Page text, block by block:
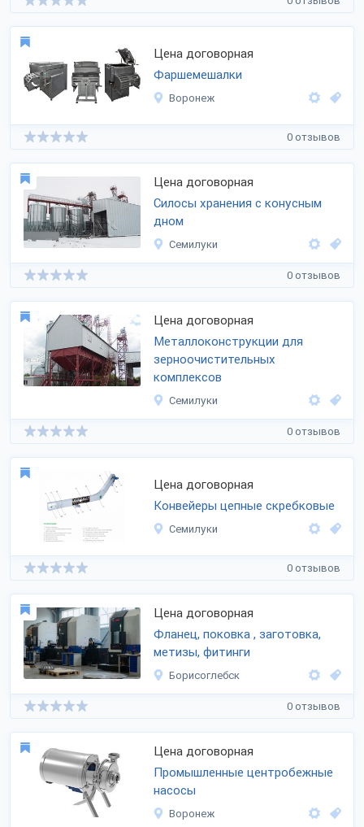
Цена договорная
Фаршемешалки
Воронеж
0 отзывов
Цена договорная
Силосы хранения с конусным
дном
Семилуки
0 отзывов
Цена договорная
Металлоконструкции для
зерноочистительных
комплексов
Семилуки
0 отзывов
Цена договорная
Конвейеры цепные скребковые
Семилуки
0 отзывов
Цена договорная
Фланец, поковка , заготовка,
метизы, фитинги
Борисоглебск
0 отзывов
Цена договорная
Промышленные центробежные
насосы
Воронеж